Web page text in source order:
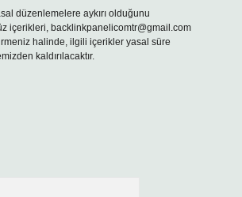
düzenlemelere aykırı olduğunu
içerikleri, backlinkpanelicomtr@gmail.com
halinde, ilgili içerikler yasal süre
kaldırılacaktır.